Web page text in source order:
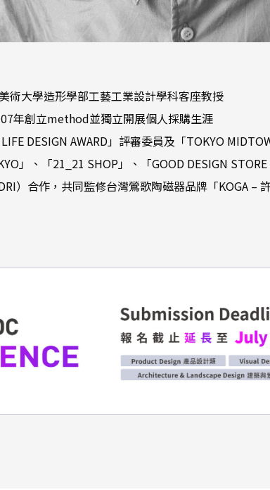
大學造形學部工藝工業設計學科客座教授
年創立method並獨立開展個人採購生涯
DESIGN AWARD」評審委員及「TOKYO
」、「21_21 SHOP」、「GOOD DESIGN
）合作，共同監修台灣鶯歌陶磁器品牌「KOGA –